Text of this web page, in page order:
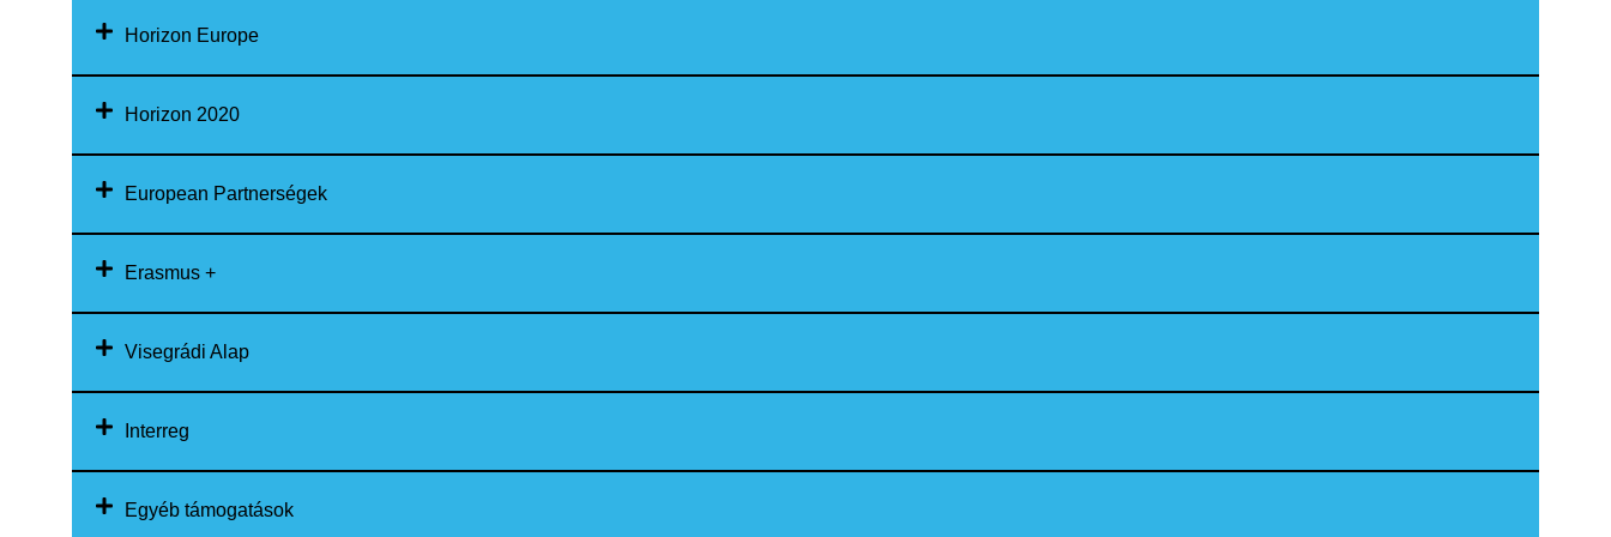
Horizon Europe
Horizon 2020
European Partnerségek
Erasmus +
Visegrádi Alap
Interreg
Egyéb támogatások